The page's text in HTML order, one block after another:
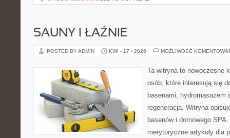
SAUNY I ŁAŹNIE
POSTED BY ADMIN KWI - 17 - 2026 MOŻLIWOŚĆ
Ta witryna to nowoczesne
osób, które interesują się
basenami, hydromasażem
regeneracją. Witryna
basenów i domowego
merytoryczne artykuły dla